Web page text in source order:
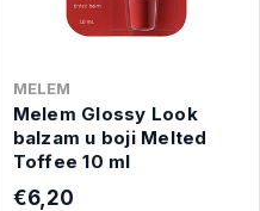
MELEM
Melem Glossy Look
balzam u boji Melted
Toffee 10 ml
€6,20